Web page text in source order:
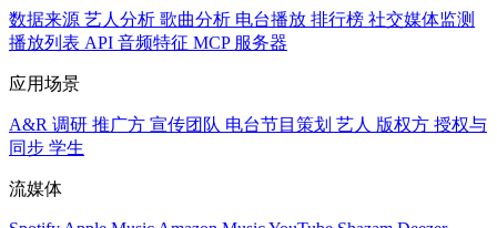
数据来源 艺人分析 歌曲分析 电台播放 排行榜 社交媒体监测
播放列表 API 音频特征 MCP 服务器
应用场景
A&R 调研 推广方 宣传团队 电台节目策划 艺人 版权方 授权与
同步 学生
流媒体